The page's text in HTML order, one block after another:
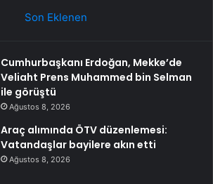
Son Eklenen
Cumhurbaşkanı Erdoğan, Mekke’de
Veliaht Prens Muhammed bin Selman
ile görüştü
Ağustos 8, 2026
Araç alımında ÖTV düzenlemesi:
Vatandaşlar bayilere akın etti
Ağustos 8, 2026